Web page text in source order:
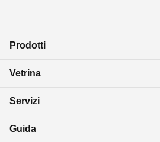
Prodotti
Vetrina
Servizi
Guida